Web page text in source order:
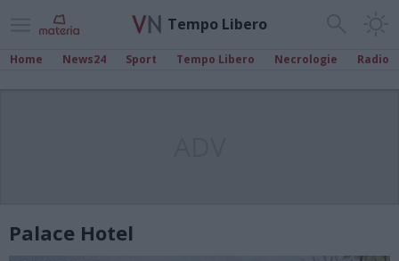
Tempo Libero
Home News24 Sport Tempo Libero Necrologie Radio
Palace Hotel